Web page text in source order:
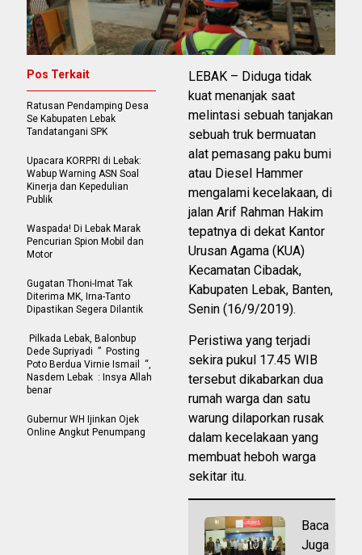
LEBAK – Diduga tidak
kuat menanjak saat
melintasi sebuah tanjakan
sebuah truk bermuatan
alat pemasang paku bumi
atau Diesel Hammer
mengalami kecelakaan, di
jalan Arif Rahman Hakim
tepatnya di dekat Kantor
Urusan Agama (KUA)
Kecamatan Cibadak,
Kabupaten Lebak, Banten,
Senin (16/9/2019).
Peristiwa yang terjadi
sekira pukul 17.45 WIB
tersebut dikabarkan dua
rumah warga dan satu
warung dilaporkan rusak
dalam kecelakaan yang
membuat heboh warga
sekitar itu.
Baca
Juga
Pos Terkait
Ratusan Pendamping Desa
Se Kabupaten Lebak
Tandatangani SPK
Upacara KORPRI di Lebak:
Wabup Warning ASN Soal
Kinerja dan Kepedulian
Publik
Waspada! Di Lebak Marak
Pencurian Spion Mobil dan
Motor
Gugatan Thoni-Imat Tak
Diterima MK, Irna-Tanto
Dipastikan Segera Dilantik
Pilkada Lebak, Balonbup
Dede Supriyadi ” Posting
Poto Berdua Virnie Ismail “,
Nasdem Lebak : Insya Allah
benar
Gubernur WH Ijinkan Ojek
Online Angkut Penumpang